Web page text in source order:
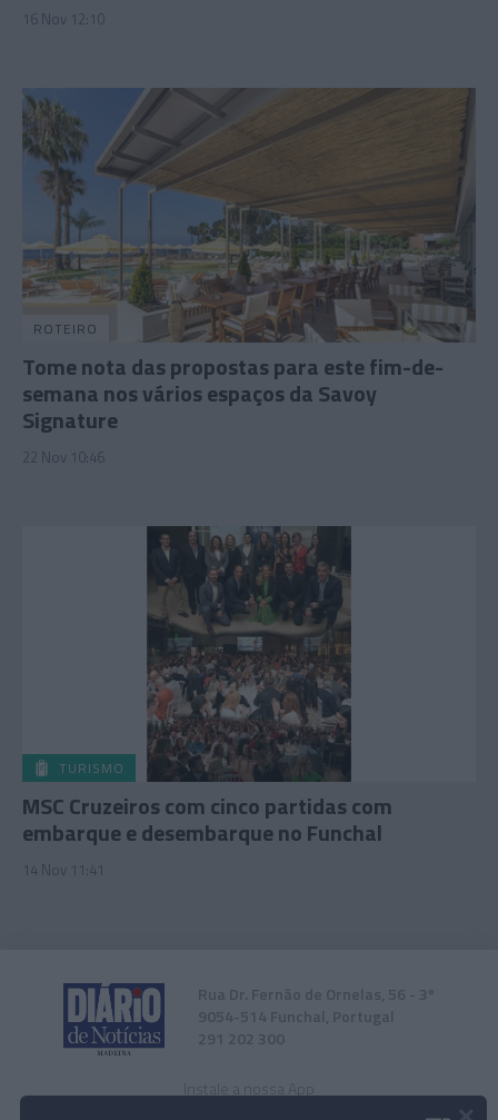
16 Nov 12:10
ROTEIRO
Tome nota das propostas para este fim-de-
semana nos vários espaços da Savoy
Signature
22 Nov 10:46
TURISMO
MSC Cruzeiros com cinco partidas com
embarque e desembarque no Funchal
14 Nov 11:41
Rua Dr. Fernão de Ornelas, 56 - 3º
9054-514 Funchal, Portugal
291 202 300
Instale a nossa App